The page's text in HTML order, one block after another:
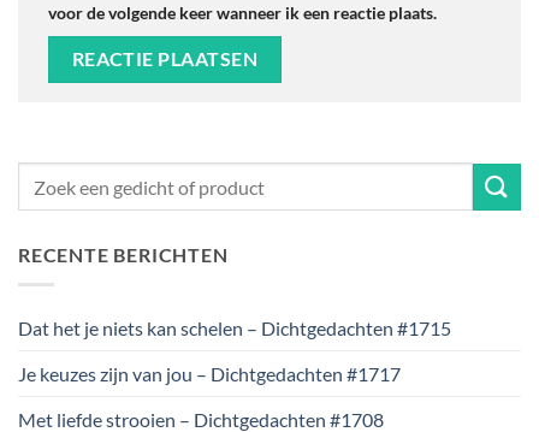
voor de volgende keer wanneer ik een reactie plaats.
RECENTE BERICHTEN
Dat het je niets kan schelen – Dichtgedachten #1715
Je keuzes zijn van jou – Dichtgedachten #1717
Met liefde strooien – Dichtgedachten #1708